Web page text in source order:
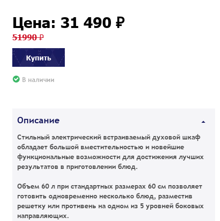
Цена: 31 490 ₽
51990 ₽
Купить
В наличии
Описание
Стильный электрический встраиваемый духовой шкаф
обладает большой вместительностью и новейшие
функциональные возможности для достижения лучших
результатов в приготовлении блюд.
Объем 60 л при стандартных размерах 60 см позволяет
готовить одновременно несколько блюд, разместив
решетку или противень на одном из 5 уровней боковых
направляющих.